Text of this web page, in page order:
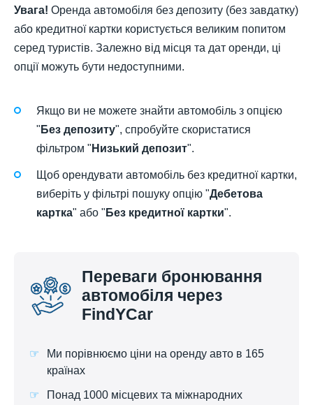
Увага! Оренда автомобіля без депозиту (без завдатку)
або кредитної картки користується великим попитом
серед туристів. Залежно від місця та дат оренди, ці
опції можуть бути недоступними.
Якщо ви не можете знайти автомобіль з опцією
" Без депозиту", спробуйте скористатися
фільтром " Низький депозит".
Щоб орендувати автомобіль без кредитної картки,
виберіть у фільтрі пошуку опцію "Дебетова
картка" або " Без кредитної картки".
Переваги бронювання
автомобіля через
FindYCar
Ми порівнюємо ціни на оренду авто в 165
країнах
Понад 1000 місцевих та міжнародних